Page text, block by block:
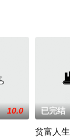
10.0 已完结
贫富人生